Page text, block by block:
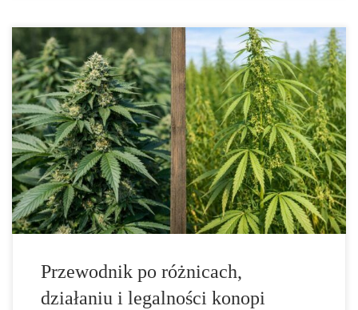
Konopie siewne vs konopie indyjskie – pełne porównanie, różnice
i praktyczne zastosowania Konopie to rośliny o niezwykle
szerokim wachlarzu zastosowań, obecne w kulturze człowieka od
bardzo dawna. Współczesna rozmowa o konopiach bywa jednak
zaskakująco nieuporządkowana, bo w potocznych określeniach
miesza się botanika, prawo, rynek oraz skojarzenia związane z
działaniem psychoaktywnym. […]
Przewodnik po różnicach,
działaniu i legalności konopi